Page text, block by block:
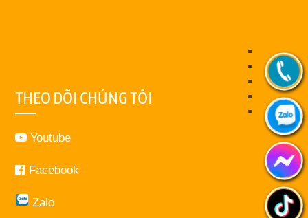
THEO DÕI CHÚNG TÔI
Youtube
Facebook
Zalo